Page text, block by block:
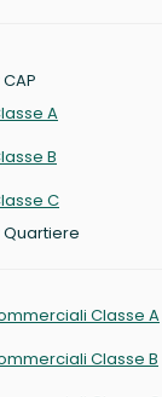
A
B
C
Quartiere
Classe A
Classe B